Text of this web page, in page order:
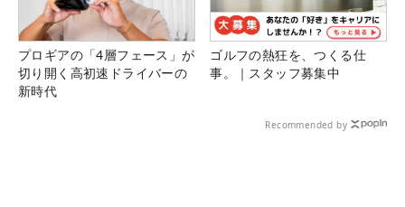
プロギアの「4層フェース」が
切り開く高初速ドライバーの
新時代
ゴルフの熱狂を、つくる仕
事。｜スタッフ募集中
Recommended by